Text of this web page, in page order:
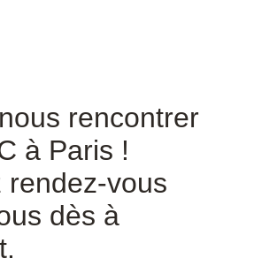
rencontrer
à Paris !
rendez-vous
dès à